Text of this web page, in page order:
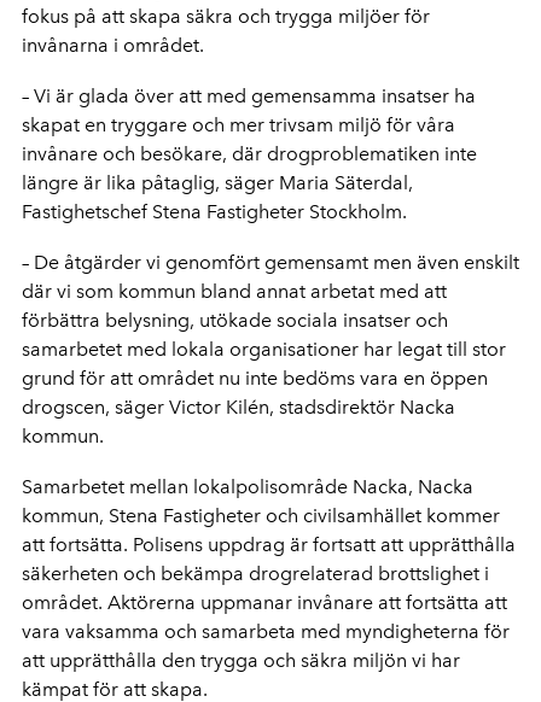
fokus på att skapa säkra och trygga miljöer för
invånarna i området.
– Vi är glada över att med gemensamma insatser ha
skapat en tryggare och mer trivsam miljö för våra
invånare och besökare, där drogproblematiken inte
längre är lika påtaglig, säger Maria Säterdal,
Fastighetschef Stena Fastigheter Stockholm.
– De åtgärder vi genomfört gemensamt men även enskilt
där vi som kommun bland annat arbetat med att
förbättra belysning, utökade sociala insatser och
samarbetet med lokala organisationer har legat till stor
grund för att området nu inte bedöms vara en öppen
drogscen, säger Victor Kilén, stadsdirektör Nacka
kommun.
Samarbetet mellan lokalpolisområde Nacka, Nacka
kommun, Stena Fastigheter och civilsamhället kommer
att fortsätta. Polisens uppdrag är fortsatt att upprätthålla
säkerheten och bekämpa drogrelaterad brottslighet i
området. Aktörerna uppmanar invånare att fortsätta att
vara vaksamma och samarbeta med myndigheterna för
att upprätthålla den trygga och säkra miljön vi har
kämpat för att skapa.